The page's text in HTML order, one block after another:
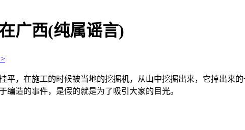
广西(纯属谣言)
，在施工的时候被当地的挖掘机，从山中挖掘出来，它掉出来
造的事件，是假的就是为了吸引大家的目光。